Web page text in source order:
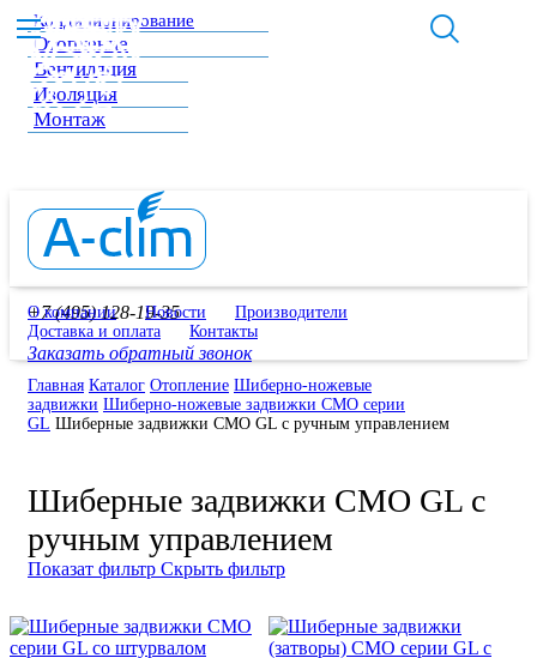
Кондиционирование
Отопление
Вентиляция
Изоляция
Монтаж
+7 (495) 128-19-35
Заказать обратный звонок
О компании Новости
Производители
Доставка и оплата
Контакты
Главная Каталог Отопление Шиберно-ножевые
задвижки Шиберно-ножевые задвижки СМО серии
GL Шиберные задвижки СМО GL с ручным управлением
Шиберные задвижки СМО GL с
ручным управлением
Показат фильтр Скрыть фильтр